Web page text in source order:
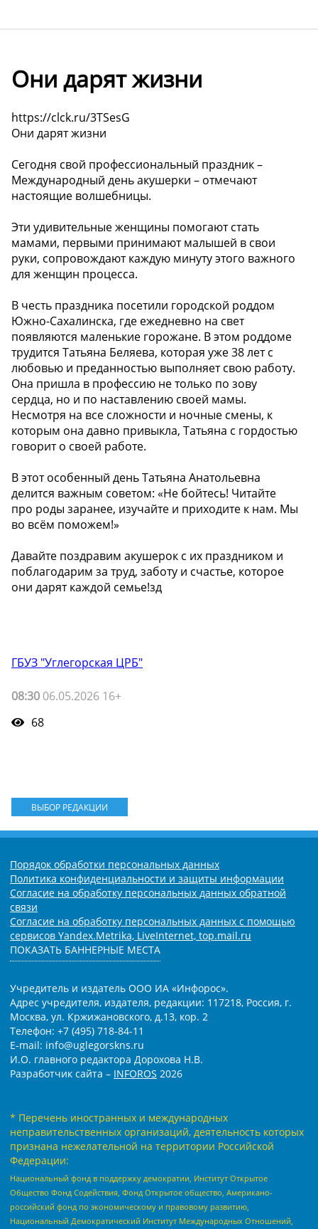
Они дарят жизни
https://clck.ru/3TSesG
Они дарят жизни
Сегодня свой профессиональный праздник –
Международный день акушерки – отмечают
настоящие волшебницы.
Эти удивительные женщины помогают стать
мамами, первыми принимают малышей в свои
руки, сопровождают каждую минуту этого важного
для женщин процесса.
В честь праздника посетили городской роддом
Южно-Сахалинска, где ежедневно на свет
появляются маленькие горожане. В этом роддоме
трудится Татьяна Беляева, которая уже 38 лет с
любовью и преданностью выполняет свою работу.
Она пришла в профессию не только по зову
сердца, но и по наставлению своей мамы.
Несмотря на все сложности и ночные смены, к
которым она давно привыкла, Татьяна с гордостью
говорит о своей работе.
В этот особенный день Татьяна Анатольевна
делится важным советом: «Не бойтесь! Читайте
про роды заранее, изучайте и приходите к нам. Мы
во всём поможем!»
Давайте поздравим акушерок с их праздником и
поблагодарим за труд, заботу и счастье, которое
они дарят каждой семье!зд
ГБУЗ "Углегорская ЦРБ"
08:30 06.05.2026 16+
68
ВЫБОР РЕДАКЦИИ
Порядок обработки персональных данных
Политика конфиденциальности и защиты информации
Согласие на обработку персональных данных обратной
связи
Согласие на обработку персональных данных с помощью
сервисов Yandex.Metrika, LiveInternet, top.mail.ru
ПОКАЗАТЬ БАННЕРНЫЕ МЕСТА
Учредитель и издатель ООО ИА «Инфорос».
Адрес учредителя, издателя, редакции: 117218, Россия, г.
Москва, ул. Кржижановского, д.13, кор. 2
Телефон: +7 (495) 718-84-11
E-mail: info@uglegorskns.ru
И.О. главного редактора Дорохова Н.В.
Разработчик сайта – INFOROS 2026
* Перечень иностранных и международных
неправительственных организаций, деятельность которых
признана нежелательной на территории Российской
Федерации:
Национальный фонд в поддержку демократии, Институт Открытое
Общество Фонд Содействия, Фонд Открытое общество, Американо-
российский фонд по экономическому и правовому развитию,
Национальный Демократический Институт Международных Отношений,